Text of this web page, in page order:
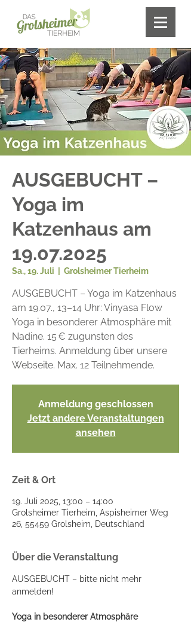
AUSGEBUCHT –
Yoga im
Katzenhaus am
19.07.2025
Sa., 19. Juli Grolsheimer Tierheim
AUSGEBUCHT – Yoga im Katzenhaus
am 19.07., 13–14 Uhr: Vinyasa Flow
Yoga in besonderer Atmosphäre mit
Nadine. 15 € zugunsten des
Tierheims. Anmeldung über unsere
Webseite. Max. 12 Teilnehmende.
Anmeldung geschlossen
Jetzt andere Veranstaltungen
ansehen
Zeit & Ort
19. Juli 2025, 13:00 – 14:00
Grolsheimer Tierheim, Aspisheimer Weg
26, 55459 Grolsheim, Deutschland
Über die Veranstaltung
AUSGEBUCHT – bitte nicht mehr
anmelden!
Yoga in besonderer Atmosphäre